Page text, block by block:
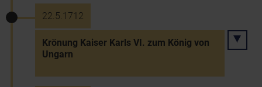
22.5.1712
Krönung Kaiser Karls VI. zum König von
Ungarn